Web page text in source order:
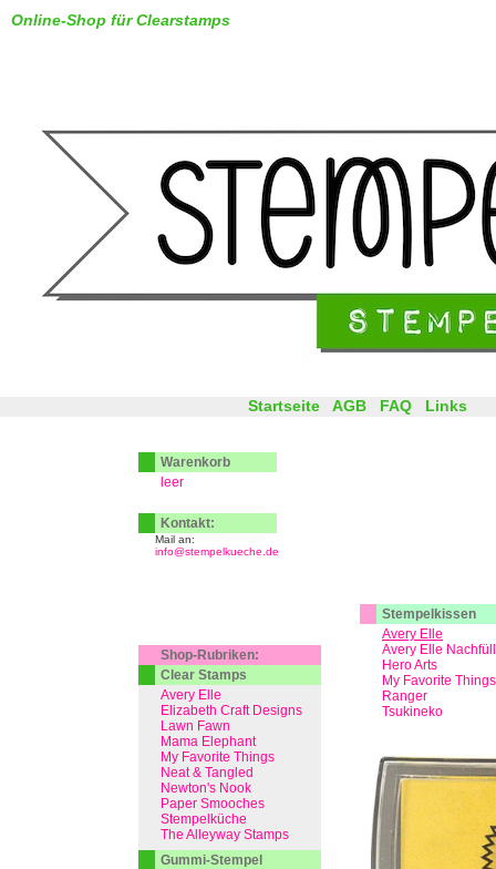
Online-Shop für Clearstamps
Stempelkissen
Avery Elle
Avery Elle
Hero Arts
My Favorite Things
Ranger
Tsukineko
Startseite AGB FAQ Links
Warenkorb
leer
Kontakt:
Mail an:
info@stempelkueche.de
Shop-Rubriken:
Clear Stamps
Avery Elle
Elizabeth Craft Designs
Lawn Fawn
Mama Elephant
My Favorite Things
Neat & Tangled
Newton's Nook
Paper Smooches
Stempelküche
The Alleyway Stamps
Gummi-Stempel